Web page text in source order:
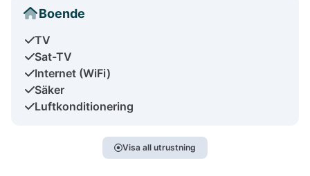
Boende
TV
Sat-TV
Internet (WiFi)
Säker
Luftkonditionering
Visa all utrustning